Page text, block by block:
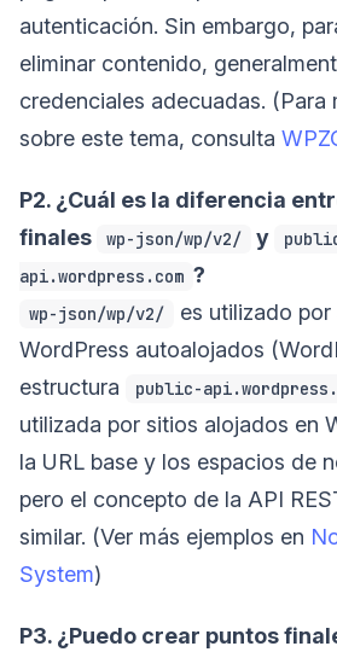
autenticación. Sin embargo,
eliminar contenido,
credenciales adecuadas. (Para
sobre este tema, consulta
P2. ¿Cuál es la diferencia
finales
wp-json/wp/v2/ y
api.wordpress.com ?
wp-json/wp/v2/
es utilizado
WordPress autoalojados
estructura
public-
utilizada por sitios alojados en
la URL base y los espacios de
pero el concepto de la API
similar. (Ver más ejemplos en
System)
P3. ¿Puedo crear puntos